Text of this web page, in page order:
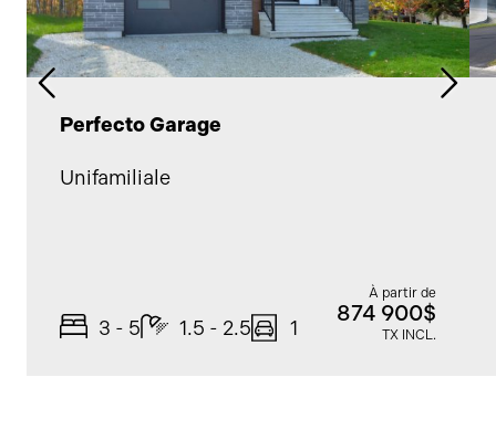
Perfecto Garage
Unifamiliale
3 - 5 1.5 - 2.5 1
À partir de
874 900$
TX INCL.